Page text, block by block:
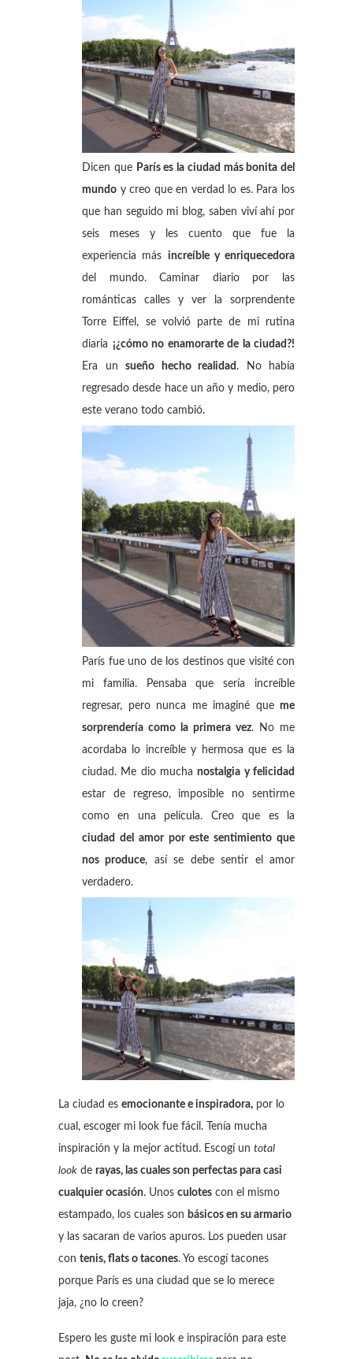
Dicen que París es la ciudad más bonita del
mundo y creo que en verdad lo es. Para los
que han seguido mi blog, saben viví ahí por
seis meses y les cuento que fue la
experiencia más
increíble y enriquecedora
del mundo. Caminar diario por las
románticas calles y ver la sorprendente
Torre Eiffel, se volvió parte de mi rutina
diaria ¡¿cómo no enamorarte de la ciudad?!
Era un sueño hecho realidad . No había
regresado desde hace un año y medio, pero
este verano todo cambió.
París fue uno de los destinos que visité con
mi familia. Pensaba que sería increíble
regresar, pero nunca me imaginé que me
sorprendería como la primera vez. No me
acordaba lo increíble y hermosa que es la
ciudad. Me dio muchanostalgia y felicidad
estar de regreso, imposible no sentirme
como en una película. Creo que es la
ciudad del amor por este sentimiento que
nos produce, así se debe sentir el amor
verdadero.
La ciudad es emocionante e inspiradora, por lo
cual, escoger mi look fue fácil. Tenía mucha
inspiración y la mejor actitud. Escogí un total
look de rayas, las cuales son perfectas para casi
cualquier ocasión. Unos culotes con el mismo
estampado, los cuales son básicos en su armario
y las sacaran de varios apuros. Los pueden usar
con tenis, flats o tacones. Yo escogí tacones
porque París es una ciudad que se lo merece
jaja, ¿no lo creen?
Espero les guste mi look e inspiración para este